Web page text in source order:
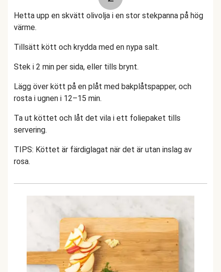
Hetta upp en skvätt olivolja i en stor stekpanna på hög
värme.
Tillsätt kött och krydda med en nypa salt.
Stek i 2 min per sida, eller tills brynt.
Lägg över kött på en plåt med bakplåtspapper, och
rosta i ugnen i 12–15 min.
Ta ut köttet och låt det vila i ett foliepaket tills
servering.
TIPS: Köttet är färdiglagat när det är utan inslag av
rosa.